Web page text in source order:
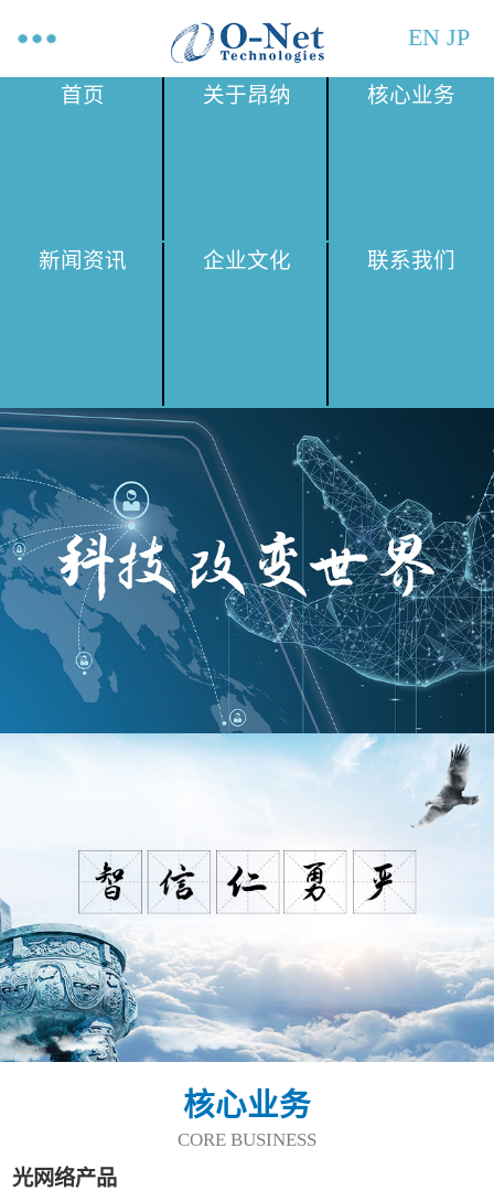
EN JP
首页 关于昂纳 核心业务
新闻资讯 企业文化 联系我们
核心业务
CORE BUSINESS
光网络产品